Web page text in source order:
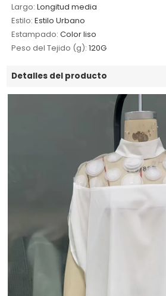
Largo: Longitud media
Estilo: Estilo Urbano
Estampado: Color liso
Peso del Tejido (g): 120G
Detalles del producto